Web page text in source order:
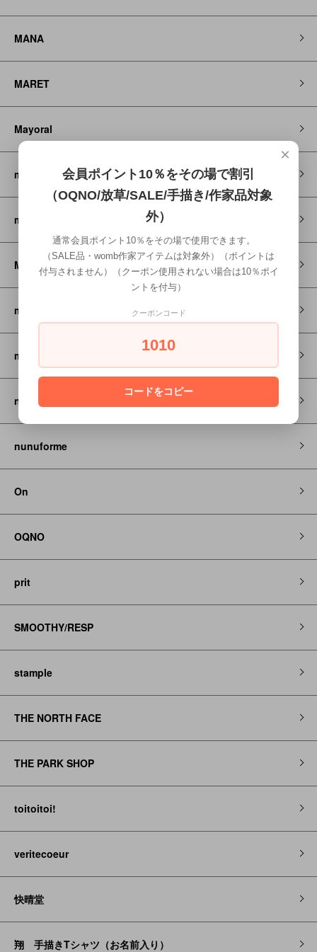
MANA
MARET
Mayoral
miti
michirico
MOUN TEN.
montbell
my little cozmo
newbalance
nunuforme
On
OQNO
prit
SMOOTHY/RESP
stample
THE NORTH FACE
THE PARK SHOP
toitoitoi!
veritecoeur
快晴堂
翔 手描きTシャツ（お名前入り）
×
会員ポイント10％をその場で割引
（OQNO/放草/SALE/手描き/作家品対象
外）
通常会員ポイント10％をその場で使用できます。
（SALE品・womb作家アイテムは対象外）（ポイントは
付与されません）（クーポン使用されない場合は10％ポイ
ントを付与）
クーポンコード
1010
コードをコピー